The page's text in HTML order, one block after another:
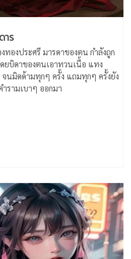
าร​
องประศรี มารดาของตน กำลังถูก
ยบิดาของตนเอาทวนเนื้อ แทง
จนมิดด้ามทุกๆ ครั้ง แถมทุกๆ ครั้งยัง
รามเบาๆ ออกมา